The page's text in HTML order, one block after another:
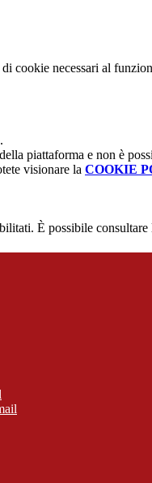
cookie necessari al
piattaforma e non è
visionare la COOKIE
È possibile